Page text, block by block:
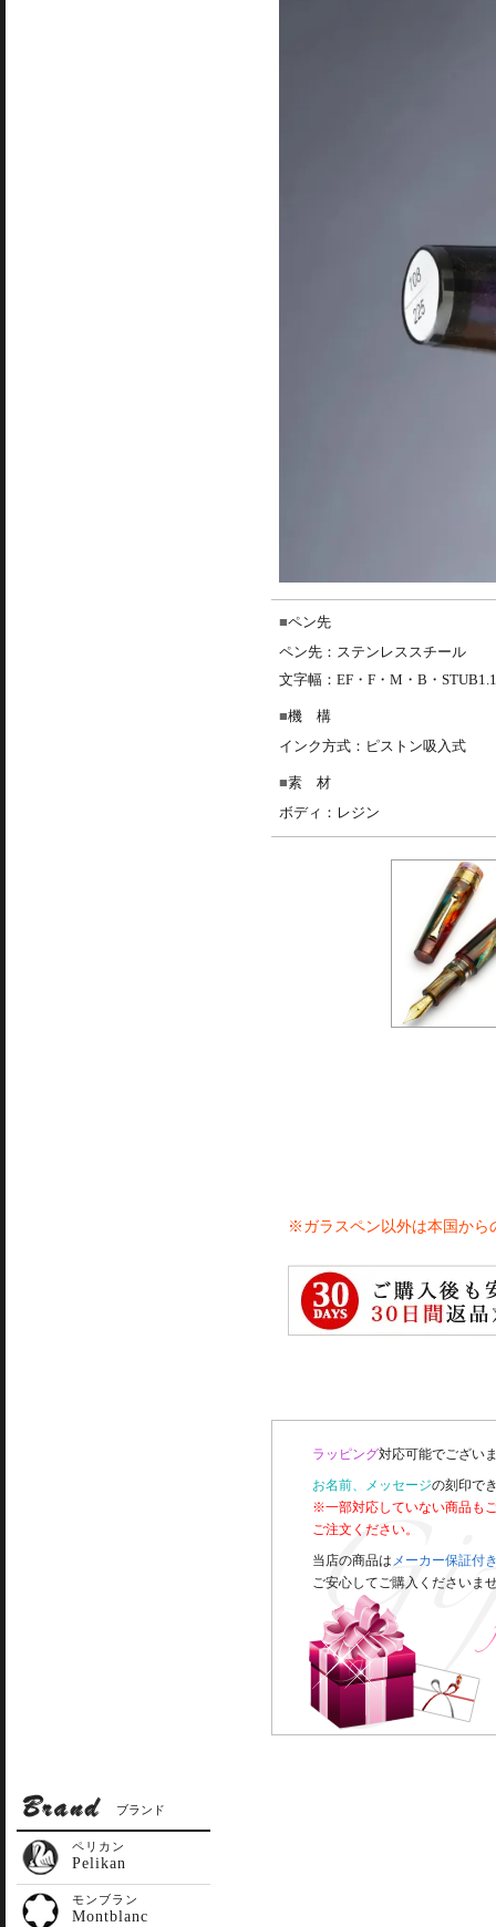
ペン先
ペン先：ステンレススチール
文字幅：EF・F・M・B・
機 構
インク方式：ピストン吸入式
素 材
ボディ：レジン
※ガラスペン以外は本国から
ラッピング対応可能でござい
お名前、メッセージの刻印で
※一部対応していない商品も
ご注文ください。
当店の商品は メーカー保証付
ご安心してご購入くださいま
ブランド
ペリカン
Pelikan
モンブラン
Montblanc